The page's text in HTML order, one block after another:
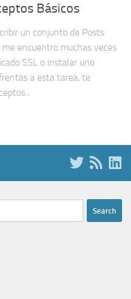
Básicos
un conjunto de Posts
encuentro muchas veces
SSL o instalar uno
a esta tarea, te